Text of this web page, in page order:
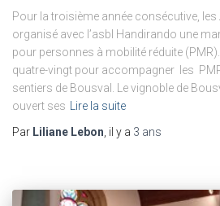
Pour la troisième année consécutive,
organisé avec l’asbl Handirando une
pour personnes à mobilité réduite
quatre-vingt pour accompagner les
sentiers de Bousval. Le vignoble de
ouvert ses
Lire la suite
Par Liliane Lebon , il y a 3 ans